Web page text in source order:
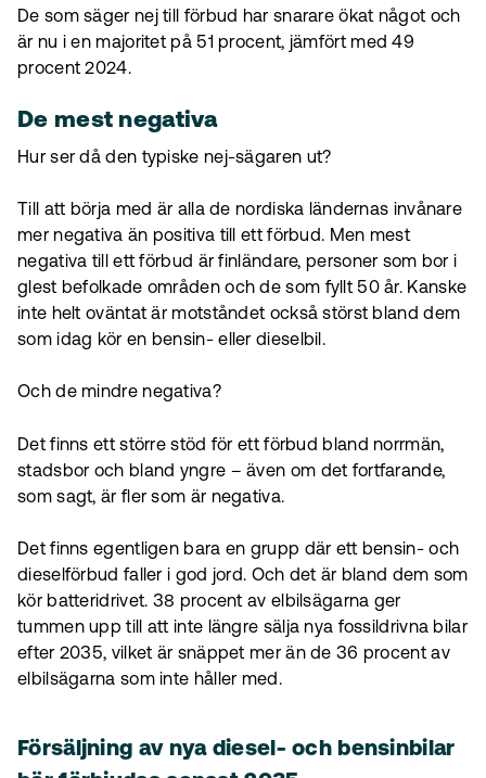
De som säger nej till förbud har snarare ökat något och
är nu i en majoritet på 51 procent, jämfört med 49
procent 2024.
De mest negativa
Hur ser då den typiske nej-sägaren ut?
Till att börja med är alla de nordiska ländernas invånare
mer negativa än positiva till ett förbud. Men mest
negativa till ett förbud är finländare, personer som bor i
glest befolkade områden och de som fyllt 50 år. Kanske
inte helt oväntat är motståndet också störst bland dem
som idag kör en bensin- eller dieselbil.
Och de mindre negativa?
Det finns ett större stöd för ett förbud bland norrmän,
stadsbor och bland yngre – även om det fortfarande,
som sagt, är fler som är negativa.
Det finns egentligen bara en grupp där ett bensin- och
dieselförbud faller i god jord. Och det är bland dem som
kör batteridrivet. 38 procent av elbilsägarna ger
tummen upp till att inte längre sälja nya fossildrivna bilar
efter 2035, vilket är snäppet mer än de 36 procent av
elbilsägarna som inte håller med.
Försäljning av nya diesel- och bensinbilar